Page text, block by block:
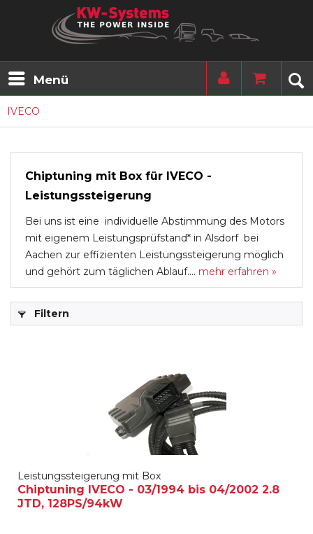
Menü
IVECO
Chiptuning mit Box für IVECO -
Leistungssteigerung
Bei uns ist eine individuelle Abstimmung des Motors
mit eigenem Leistungsprüfstand* in Alsdorf bei
Aachen zur effizienten Leistungssteigerung möglich
und gehört zum täglichen Ablauf.... mehr erfahren »
Filtern
Leistungssteigerung mit Box
Chiptuning IVECO - 03/1994 bis 04/2002 2.8
JTD, 128PS/94kW